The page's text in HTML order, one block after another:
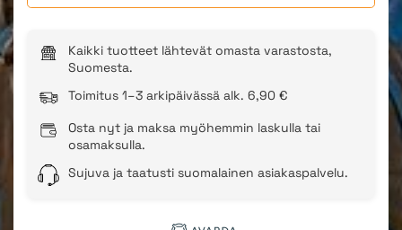
Kaikki tuotteet lähtevät omasta varastosta,
Suomesta.
Toimitus 1–3 arkipäivässä alk. 6,90 €
Osta nyt ja maksa myöhemmin laskulla tai
osamaksulla.
Sujuva ja taatusti suomalainen asiakaspalvelu.